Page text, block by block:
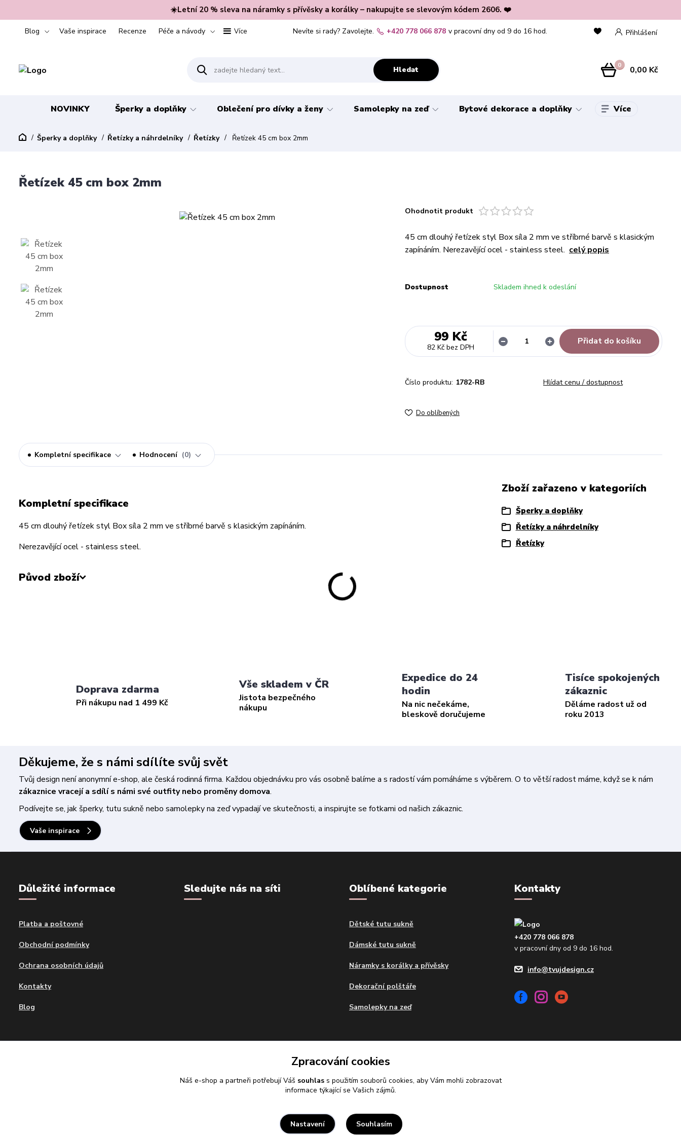
☀️Letní 20 % sleva na náramky s přívěsky a korálky – nakupujte se slevovým kódem 2606. ❤️
Blog Vaše inspirace Recenze Péče a návody Více Přihlášení
Hledat
Nevíte si rady? Zavolejte. +420 778 066 878 v pracovní dny od 9 do 16 hod.
0 0,00 Kč
NOVINKY Šperky a doplňky Oblečení pro dívky a ženy Samolepky na zeď Bytové dekorace a doplňky Více
Šperky a doplňky Řetízky a náhrdelníky Řetízky Řetízek 45 cm box 2mm
Řetízek 45 cm box 2mm
Ohodnotit produkt
45 cm dlouhý řetízek styl Box síla 2 mm ve stříbrné barvě s klasickým
zapínáním. Nerezavějící ocel - stainless steel. celý popis
Dostupnost Skladem ihned k odeslání
99 Kč
82 Kč bez DPH
Přidat do košíku
Číslo produktu: 1782-RB Hlídat cenu / dostupnost
Do oblíbených
Kompletní specifikace Hodnocení 0
Kompletní specifikace
45 cm dlouhý řetízek styl Box síla 2 mm ve stříbrné barvě s klasickým zapínáním.
Nerezavějící ocel - stainless steel.
Původ zboží
Zboží zařazeno v kategoriích
Šperky a doplňky
Řetízky a náhrdelníky
Řetízky
Doprava zdarma
Při nákupu nad 1 499 Kč
Vše skladem v ČR
Jistota bezpečného
nákupu
Expedice do 24
hodin
Na nic nečekáme,
bleskově doručujeme
Tisíce spokojených
zákaznic
Děláme radost už od
roku 2013
Děkujeme, že s námi sdílíte svůj svět
Tvůj design není anonymní e-shop, ale česká rodinná firma. Každou objednávku pro vás osobně balíme a s radostí vám pomáháme s výběrem. O to větší radost máme, když se k nám
zákaznice vracejí a sdílí s námi své outfity nebo proměny domova.
Podívejte se, jak šperky, tutu sukně nebo samolepky na zeď vypadají ve skutečnosti, a inspirujte se fotkami od našich zákaznic.
Vaše inspirace
Důležité informace
Platba a poštovné
Obchodní podmínky
Ochrana osobních údajů
Kontakty
Blog
Sledujte nás na síti Oblíbené kategorie
Dětské tutu sukně
Dámské tutu sukně
Náramky s korálky a přívěsky
Dekorační polštáře
Samolepky na zeď
Kontakty
+420 778 066 878
v pracovní dny od 9 do 16 hod.
info@tvujdesign.cz
Zpracování cookies
Náš e-shop a partneři potřebují Váš souhlass použitím souborů cookies, aby Vám mohli zobrazovat
informace týkající se Vašich zájmů.
Nastavení Souhlasím